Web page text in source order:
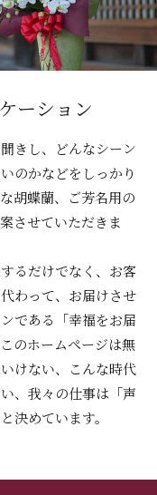
ーション
きし、どんなシーン
のかなどをしっかり
胡蝶蘭、ご芳名用の
させていただきま
るだけでなく、お客
わって、お届けさせ
である「幸福をお届
のホームページは無
けない、こんな時代
、我々の仕事は「声
決めています。